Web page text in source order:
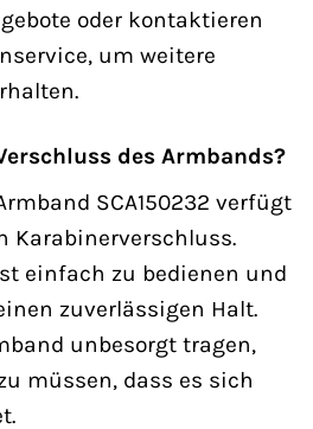
oder kontaktieren
um weitere
des Armbands?
SCA150232 verfügt
Karabinerverschluss.
einfach zu bedienen und
zuverlässigen Halt.
unbesorgt tragen,
müssen, dass es sich